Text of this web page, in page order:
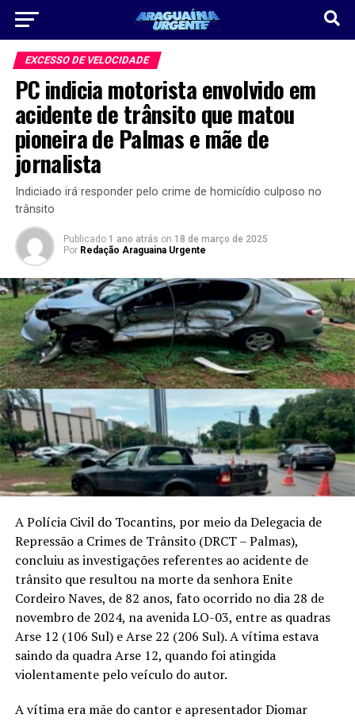
EXCESSO DE VELOCIDADE
PC indicia motorista envolvido em
acidente de trânsito que matou
pioneira de Palmas e mãe de
jornalista
Indiciado irá responder pelo crime de homicídio culposo no
trânsito
Publicado 1 ano atrás on 18 de março de 2025
Por Redação Araguaina Urgente
A Polícia Civil do Tocantins, por meio da Delegacia de
Repressão a Crimes de Trânsito (DRCT – Palmas),
concluiu as investigações referentes ao acidente de
trânsito que resultou na morte da senhora Enite
Cordeiro Naves, de 82 anos, fato ocorrido no dia 28 de
novembro de 2024, na avenida LO-03, entre as quadras
Arse 12 (106 Sul) e Arse 22 (206 Sul). A vítima estava
saindo da quadra Arse 12, quando foi atingida
violentamente pelo veículo do autor.
A vítima era mãe do cantor e apresentador Diomar